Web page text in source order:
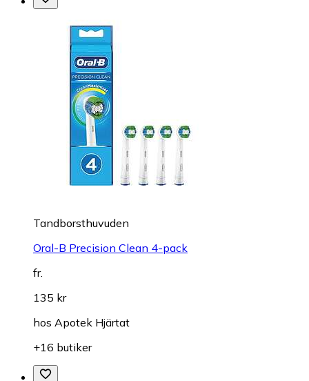
Tandborsthuvuden
Oral-B Precision Clean 4-pack
fr.
135 kr
hos Apotek Hjärtat
+16 butiker